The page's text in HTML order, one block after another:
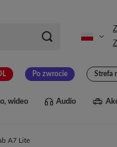
Po zwrocie Strefa
wideo Audio
A7 Lite